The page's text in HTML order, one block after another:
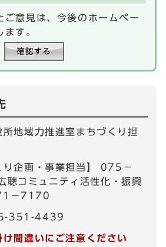
ご意見は、今後のホームペー
す。
所地域力推進室まちづくり担
り企画・事業担当】 075－
コミュニティ活性化・振興
－7170
351-4439
間違いにご注意ください